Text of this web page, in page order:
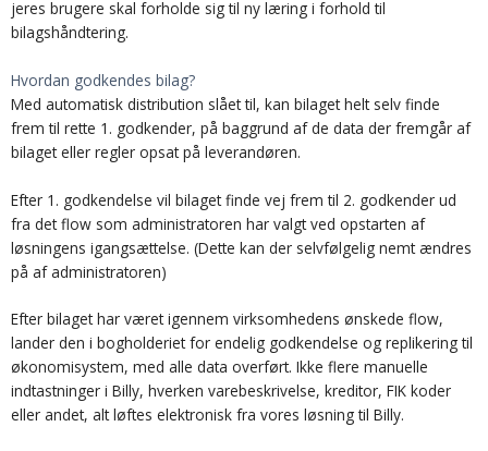
jeres brugere skal forholde sig til ny læring i forhold til
bilagshåndtering.
Hvordan godkendes bilag?
Med automatisk distribution slået til, kan bilaget helt selv finde
frem til rette 1. godkender, på baggrund af de data der fremgår af
bilaget eller regler opsat på leverandøren.
Efter 1. godkendelse vil bilaget finde vej frem til 2. godkender ud
fra det flow som administratoren har valgt ved opstarten af
løsningens igangsættelse. (Dette kan der selvfølgelig nemt ændres
på af administratoren)
Efter bilaget har været igennem virksomhedens ønskede flow,
lander den i bogholderiet for endelig godkendelse og replikering til
økonomisystem, med alle data overført. Ikke flere manuelle
indtastninger i Billy, hverken varebeskrivelse, kreditor, FIK koder
eller andet, alt løftes elektronisk fra vores løsning til Billy.